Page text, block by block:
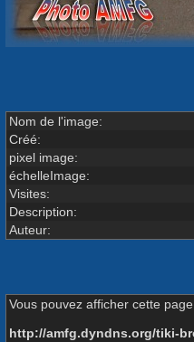
Nom de l'image:
Créé:
pixel image:
échelleImage:
Visites:
Description:
Auteur:
Vous pouvez afficher cette
http://amfg.dyndns.org/tiki-